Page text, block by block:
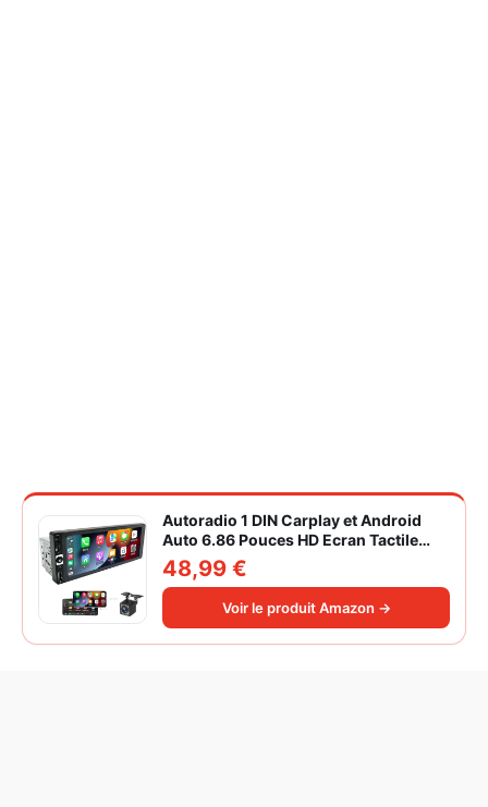
Autoradio 1 DIN Carplay et Android
Auto 6.86 Pouces HD Ecran Tactile
Poste Radio Voiture Soutien Lien
Miroir iOS/Android/Radio FM/USB/EQ
Autoradio Bluetooth Caméra de Recul
48,99 €
Voir le produit Amazon →